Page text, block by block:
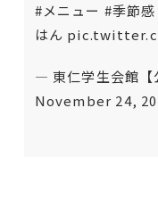
#メニュー #季節感
はん
— 東仁学生会館
November 24,